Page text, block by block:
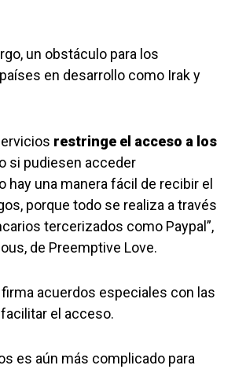
un obstáculo para los
en desarrollo como Irak y
restringe el acceso a los
si pudiesen acceder
hay una manera fácil de recibir el
porque todo se realiza a través
tercerizados como Paypal”,
de Preemptive Love.
acuerdos especiales con las
el acceso.
es aún más complicado para